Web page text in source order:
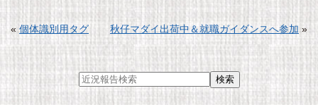
«個体識別用タグ 秋仔マダイ出荷中＆就職ガイダンスへ参加 »